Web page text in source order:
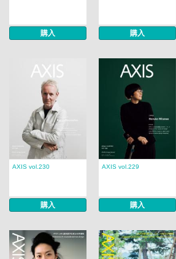
購入 購入
AXIS vol.230
購入
AXIS vol.229
購入